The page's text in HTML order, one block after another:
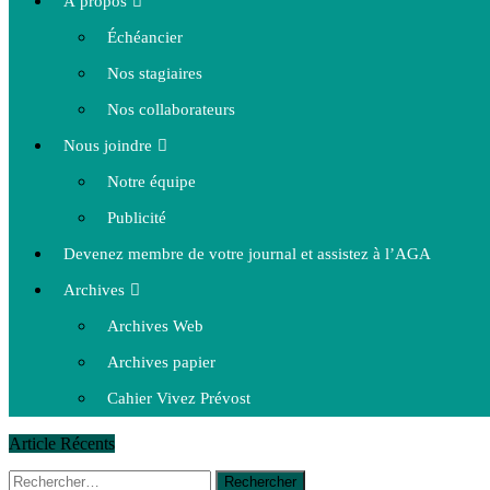
Échéancier
Nos stagiaires
Nos collaborateurs
Nous joindre
Notre équipe
Publicité
Devenez membre de votre journal et assistez à l’AGA
Archives
Archives Web
Archives papier
Cahier Vivez Prévost
Article Récents
14 octobre 2015
La course de boîtes à savon du club
Rechercher :